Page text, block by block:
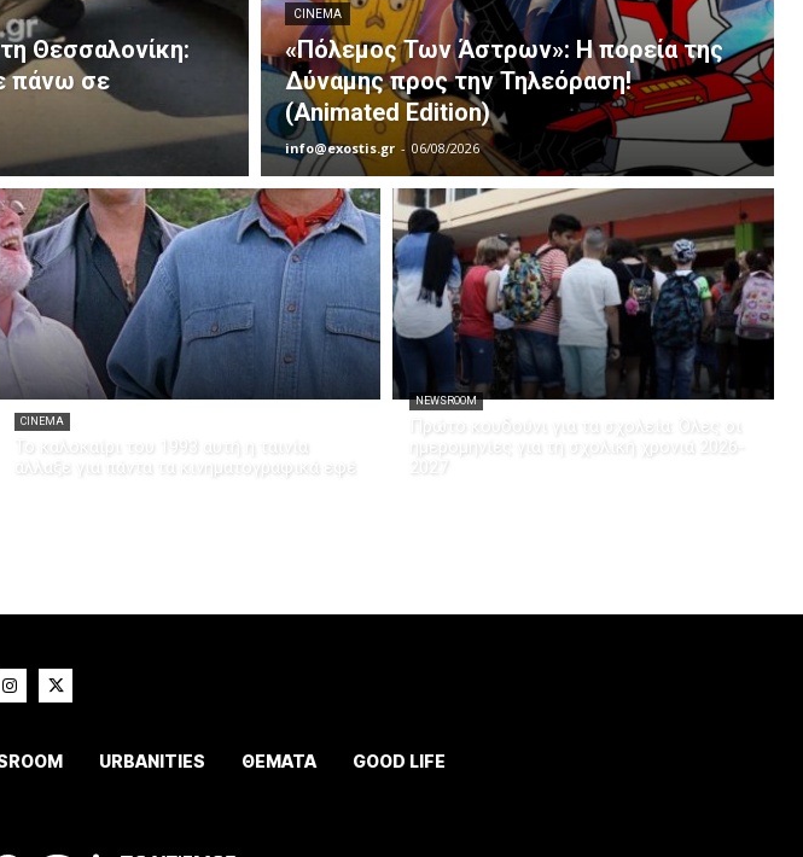
Θεσσαλονίκη:
πάνω σε
CINEMA
«Πόλεμος Των Άστρων»: Η πορεία της
Δύναμης προς την Τηλεόραση!
(Animated Edition)
info@exostis.gr - 06/08/2026
CINEMA
Το καλοκαίρι του 1993 αυτή η ταινία
άλλαξε για πάντα τα κινηματογραφικά εφέ
NEWSROOM
Πρώτο κουδούνι για τα σχολεία: Όλες οι
ημερομηνίες για τη σχολική χρονιά 2026-
URBANITIES ΘΕΜΑΤΑ GOOD LIFE